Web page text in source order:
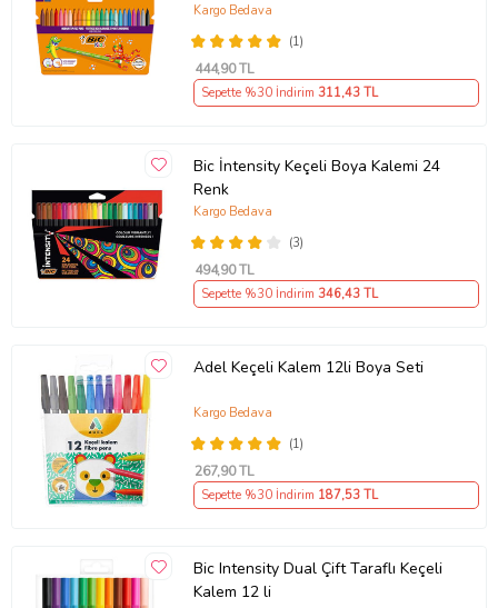
(1)
Kargo Bedava
444,90 TL
Sepette %30 İndirim 311,43 TL
Bic İntensity Keçeli Boya Kalemi 24
Renk
(3)
Kargo Bedava
494,90 TL
Sepette %30 İndirim 346,43 TL
Adel Keçeli Kalem 12li Boya Seti
(1)
Kargo Bedava
267,90 TL
Sepette %30 İndirim 187,53 TL
Bic Intensity Dual Çift Taraflı Keçeli
Kalem 12 li